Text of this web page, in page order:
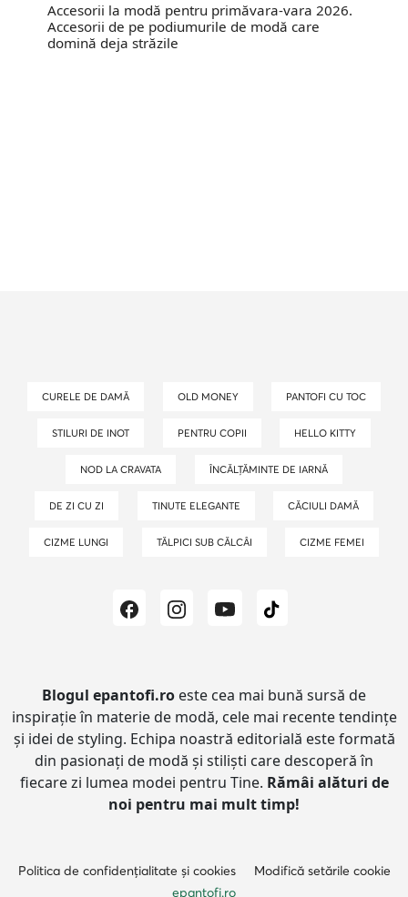
Accesorii la modă pentru primăvara-vara 2026.
Accesorii de pe podiumurile de modă care
domină deja străzile
CURELE DE DAMĂ OLD MONEY PANTOFI CU TOC
STILURI DE INOT PENTRU COPII HELLO KITTY
NOD LA CRAVATA ÎNCĂLȚĂMINTE DE IARNĂ
DE ZI CU ZI TINUTE ELEGANTE CĂCIULI DAMĂ
CIZME LUNGI TĂLPICI SUB CĂLCÂI CIZME FEMEI
Blogul epantofi.ro este cea mai bună sursă de
inspirație în materie de modă, cele mai recente tendințe
și idei de styling. Echipa noastră editorială este formată
din pasionați de modă și stiliști care descoperă în
fiecare zi lumea modei pentru Tine. Rămâi alături de
noi pentru mai mult timp!
Politica de confidențialitate și cookies
Modifică setările cookie
epantofi.ro